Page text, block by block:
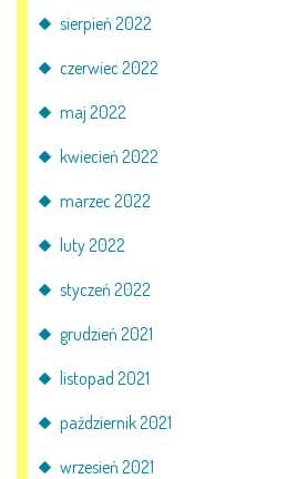
sierpień 2022
czerwiec 2022
maj 2022
kwiecień 2022
marzec 2022
luty 2022
styczeń 2022
grudzień 2021
listopad 2021
październik 2021
wrzesień 2021